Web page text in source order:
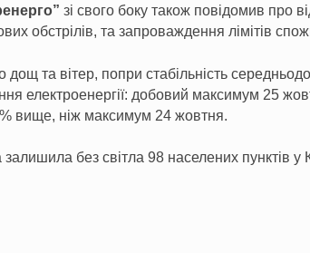
зі свого боку також повідомив про
обстрілів, та запроваждення лімітів
та вітер, попри стабільність
електроенергії: добовий максимум 25
вище, ніж максимум 24 жовтня.
без світла 98 населених пунктів у